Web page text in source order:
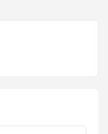
ilişkin
belirtilen
ediyorum.